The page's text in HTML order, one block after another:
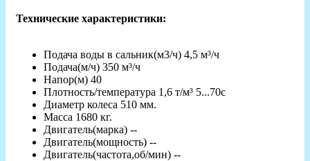
Технические характеристики:
Подача воды в сальник(м3/ч) 4,5 м³/ч
Подача(м/ч) 350 м³/ч
Напор(м) 40
Плотность/температура 1,6 т/м³ 5...70с
Диаметр колеса 510 мм.
Масса 1680 кг.
Двигатель(марка) --
Двигатель(мощность) --
Двигатель(частота,об/мин) --